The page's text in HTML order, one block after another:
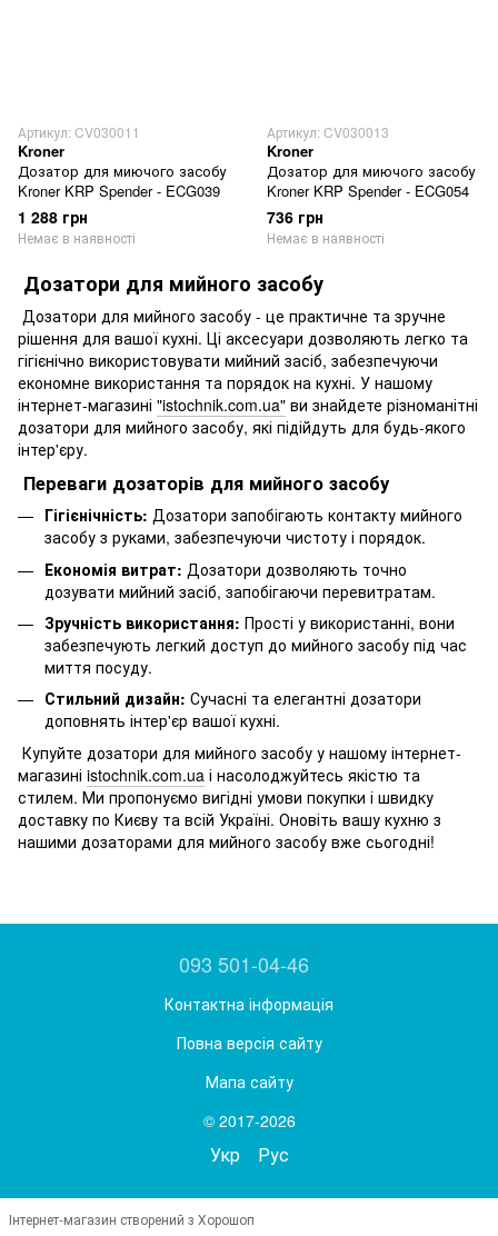
Артикул: CV030011
Kroner
Дозатор для миючого засобу
Kroner KRP Spender - ECG039
1 288 грн
Немає в наявності
Артикул: CV030013
Kroner
Дозатор для миючого засобу
Kroner KRP Spender - ECG054
736 грн
Немає в наявності
Дозатори для мийного засобу
Дозатори для мийного засобу - це практичне та зручне
рішення для вашої кухні. Ці аксесуари дозволяють легко та
гігієнічно використовувати мийний засіб, забезпечуючи
економне використання та порядок на кухні. У нашому
інтернет-магазині "istochnik.com.ua" ви знайдете різноманітні
дозатори для мийного засобу, які підійдуть для будь-якого
інтер'єру.
Переваги дозаторів для мийного засобу
Гігієнічність: Дозатори запобігають контакту мийного
засобу з руками, забезпечуючи чистоту і порядок.
Економія витрат: Дозатори дозволяють точно
дозувати мийний засіб, запобігаючи перевитратам.
Зручність використання: Прості у використанні, вони
забезпечують легкий доступ до мийного засобу під час
миття посуду.
Стильний дизайн: Сучасні та елегантні дозатори
доповнять інтер'єр вашої кухні.
Купуйте дозатори для мийного засобу у нашому інтернет-
магазині istochnik.com.ua і насолоджуйтесь якістю та
стилем. Ми пропонуємо вигідні умови покупки і швидку
доставку по Києву та всій Україні. Оновіть вашу кухню з
нашими дозаторами для мийного засобу вже сьогодні!
093 501-04-46
Контактна інформація
Повна версія сайту
Мапа сайту
© 2017-2026
Укр Рус
Інтернет-магазин створений з Хорошоп